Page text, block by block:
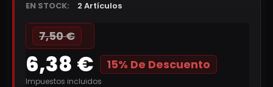
EN STOCK:
2 Artículos
7,50 €
6,38 € 15% De Descuento
Impuestos incluidos